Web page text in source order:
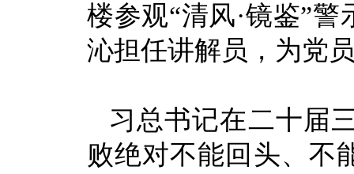
楼参观“清风·镜鉴”
沁担任讲解员，为党
习总书记在二十届
败绝对不能回头、不